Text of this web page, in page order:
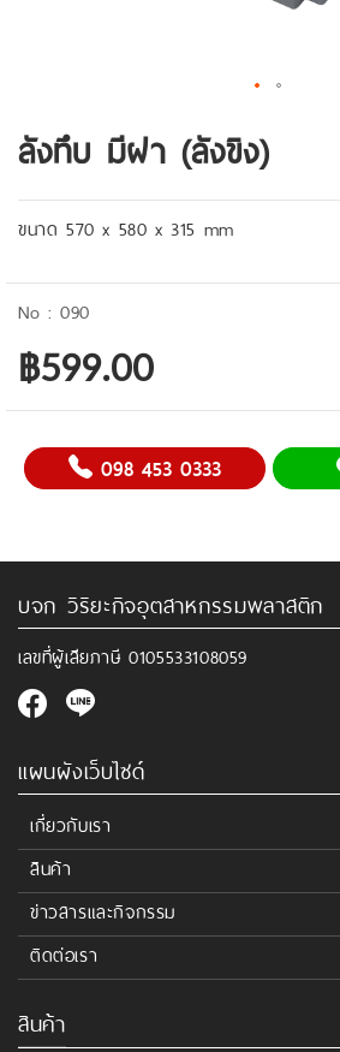
ลังทึบ มีฝา (ลังขิง)
ขนาด 570 x 580 x 315 mm
฿599.00
090
098 453 0333
บจก วิริยะกิจอุตสาหกรรมพลาสติก
เลขที่ผู้เสียภาษี0105533108059
แผนผังเว็บไซด์
เกี่ยวกับเรา
สินค้า
ข่าวสารและกิจกรรม
ติดต่อเรา
สินค้า